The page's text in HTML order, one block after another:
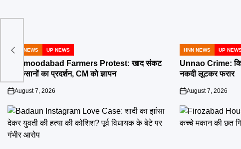
POSTED
HNN NEWS UP NEWS
Mahmoodabad Farmers Protest: खाद संकट
पर किसानों का प्रदर्शन, CM को ज्ञापन
on
August 7, 2026
POSTED
IN
HNN NEWS UP
Unnao Crime:
नकदी लूटकर फरार
on
August 7, 2026